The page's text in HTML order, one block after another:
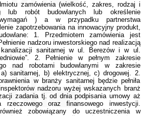
zamówienia (wielkość, zakres, rodzaj i
lub robót budowlanych lub określenie
) a w przypadku partnerstwa
zapotrzebowania na innowacyjny produkt,
1. Przedmiotem zamówienia jest
nadzoru inwestorskiego nad realizacją
sanitarnej w ul. Berezów i w ul.
2. Pełnienie w pełnym zakresie
nad robotami budowlanymi w zakresie
sanitarnej, b) elektrycznej, c) drogowej. 2.
w branży sanitarnej będzie pełniła
nadzoru wyżej wskazanych branż
zadania tj. od dnia podpisania umowy aż
rzeczowego oraz finansowego inwestycji.
zobowiązany do uczestniczenia w